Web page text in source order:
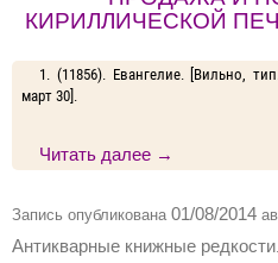
КИРИЛЛИЧЕСКОЙ
1. (11856). Евангелие. [Вильно,
март 30].
Читать далее →
Запись опубликована 01/08/2014
Антикварные книжные редкости.